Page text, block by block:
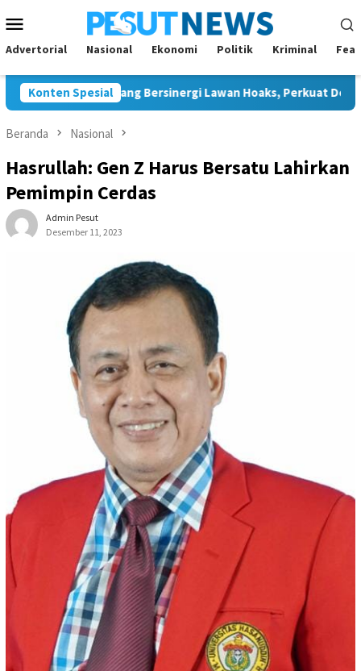
ke
kontenMobile
Advertorial Nasional Ekonomi Politik Kriminal
Konten Spesial
JMSI Bontang Bersinergi Lawan Hoaks, Perkuat Demokrasi
Beranda Nasional
Hasrullah: Gen Z Harus Bersatu Lahirkan
Pemimpin Cerdas
Admin Pesut
Desember 11, 2023